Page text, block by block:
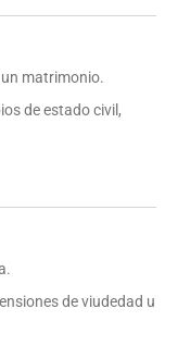
matrimonio.
de estado civil,
de viudedad u